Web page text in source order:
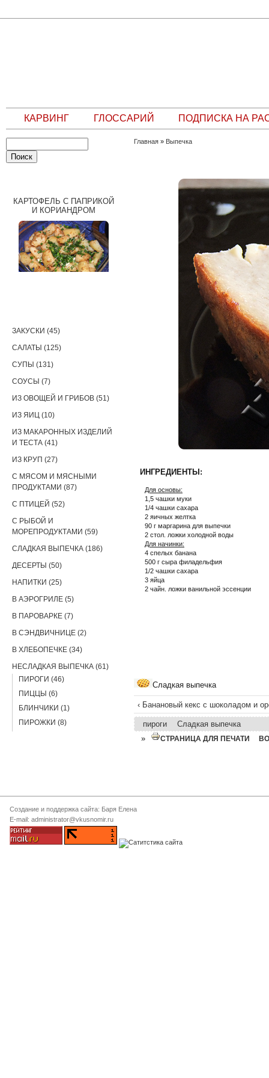
КАРВИНГ ГЛОССАРИЙ ПОДПИСКА НА
Главная » Выпечка
ИНГРЕДИЕНТЫ:
Для основы:
1,5 чашки муки
1/4 чашки сахара
2 яичных желтка
90 г маргарина для выпечки
2 стол. ложки холодной воды
Для начинки:
4 спелых банана
500 г сыра филадельфия
1/2 чашки сахара
3 яйца
2 чайн. ложки ванильной эссенции
Сладкая выпечка
‹ Банановый кекс с шоколадом и
пироги
Сладкая выпечка
»
СТРАНИЦА ДЛЯ ПЕЧАТИ
КАРТОФЕЛЬ С ПАПРИКОЙ
И КОРИАНДРОМ
ЗАКУСКИ (45)
САЛАТЫ (125)
СУПЫ (131)
СОУСЫ (7)
ИЗ ОВОЩЕЙ И ГРИБОВ (51)
ИЗ ЯИЦ (10)
ИЗ МАКАРОННЫХ ИЗДЕЛИЙ
И ТЕСТА (41)
ИЗ КРУП (27)
С МЯСОМ И МЯСНЫМИ
ПРОДУКТАМИ (87)
С ПТИЦЕЙ (52)
С РЫБОЙ И
МОРЕПРОДУКТАМИ (59)
СЛАДКАЯ ВЫПЕЧКА (186)
ДЕСЕРТЫ (50)
НАПИТКИ (25)
В АЭРОГРИЛЕ (5)
В ПАРОВАРКЕ (7)
В СЭНДВИЧНИЦЕ (2)
В ХЛЕБОПЕЧКЕ (34)
НЕСЛАДКАЯ ВЫПЕЧКА (61)
ПИРОГИ (46)
ПИЦЦЫ (6)
БЛИНЧИКИ (1)
ПИРОЖКИ (8)
Создание и поддержка сайта: Баря Елена
E-mail: administrator@vkusnomir.ru